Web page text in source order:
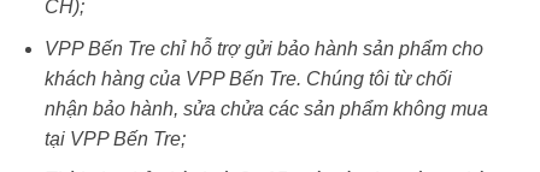
CH);
VPP Bến Tre chỉ hỗ trợ gửi bảo hành sản phẩm cho
khách hàng của VPP Bến Tre. Chúng tôi từ chối
nhận bảo hành, sửa chửa các sản phẩm không mua
tại VPP Bến Tre;